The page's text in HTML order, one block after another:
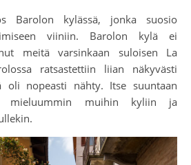
Barolon kylässä, jonka suosio
viiniin. Barolon kylä ei
meitä varsinkaan suloisen La
ratsastettiin liian näkyvästi
nopeasti nähty. Itse suuntaan
mieluummin muihin kyliin ja